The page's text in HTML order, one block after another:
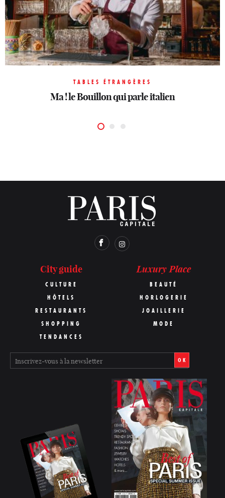
TABLES ÉTRANGÈRES
Ma ! le Bouillon qui parle italien
TABLES ÉTRANGÈRES
Les antilles s’invitent dans le 17e avec Leriche
TABLES ÉTRANGÈRES
Aqua Kyoto, le japon au sommet
City guide
CULTURE
HÔTELS
RESTAURANTS
SHOPPING
TENDANCES
Luxury Place
BEAUTÉ
HORLOGERIE
JOAILLERIE
MODE
OK